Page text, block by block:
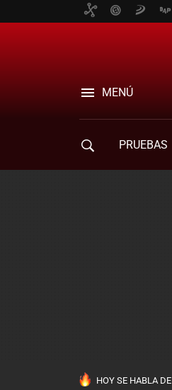
MENÚ
PRUEBAS
HOY SE HABLA DE